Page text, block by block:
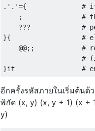
.'.'={              # if
;               #
???             #
}{                  #
@@;;            #
#
อีกครั้งรหัสภายในเริ่มต้นด้
พิกัด (x, y) (x, y + 1) (x +
y)